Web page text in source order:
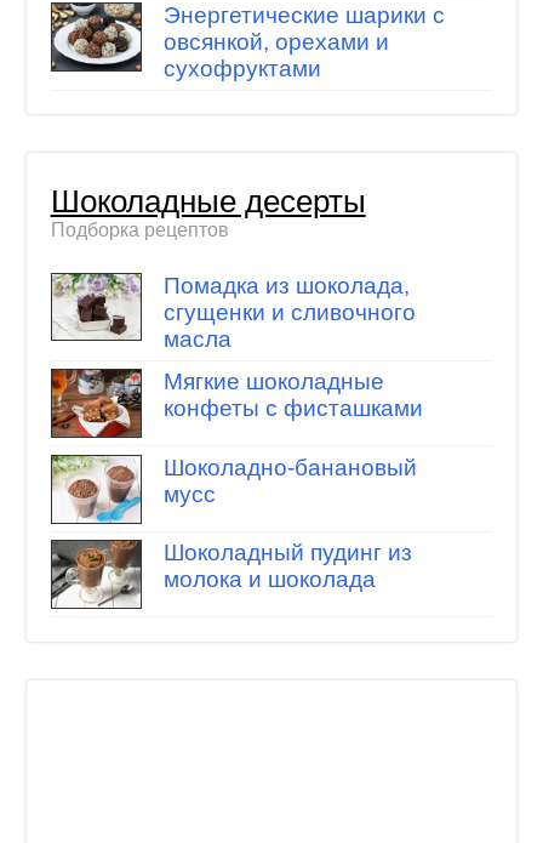
Энергетические шарики с
овсянкой, орехами и
сухофруктами
Шоколадные десерты
Подборка рецептов
Помадка из шоколада,
сгущенки и сливочного
масла
Мягкие шоколадные
конфеты с фисташками
Шоколадно-банановый
мусс
Шоколадный пудинг из
молока и шоколада